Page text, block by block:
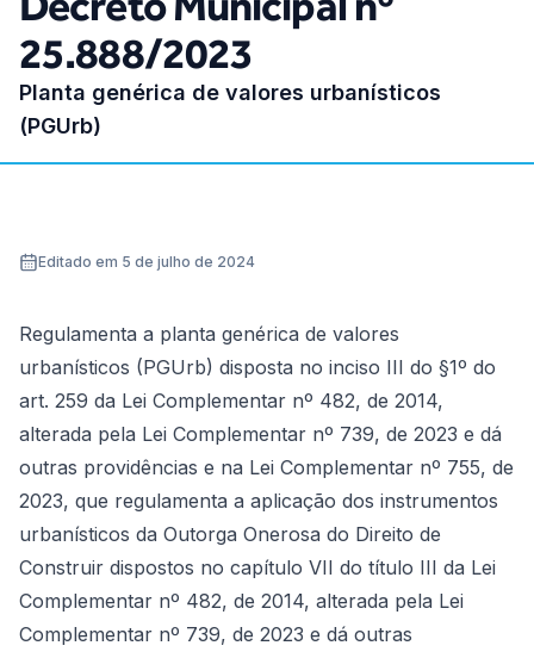
25.888/2023
Planta genérica de valores urbanísticos
(PGUrb)
Editado em 5 de julho de 2024
Regulamenta a planta genérica de valores
urbanísticos (PGUrb) disposta no inciso III do §1º do
art. 259 da Lei Complementar nº 482, de 2014,
alterada pela Lei Complementar nº 739, de 2023 e dá
outras providências e na Lei Complementar nº 755, de
2023, que regulamenta a aplicação dos instrumentos
urbanísticos da Outorga Onerosa do Direito de
Construir dispostos no capítulo VII do título III da Lei
Complementar nº 482, de 2014, alterada pela Lei
Complementar nº 739, de 2023 e dá outras